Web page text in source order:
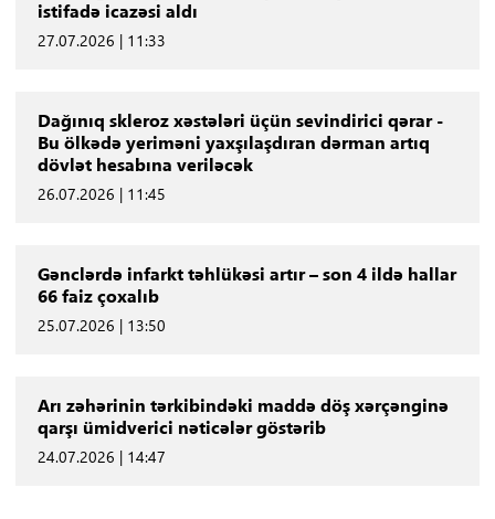
istifadə icazəsi aldı
27.07.2026 | 11:33
Dağınıq skleroz xəstələri üçün sevindirici qərar -
Bu ölkədə yeriməni yaxşılaşdıran dərman artıq
dövlət hesabına veriləcək
26.07.2026 | 11:45
Gənclərdə infarkt təhlükəsi artır – son 4 ildə hallar
66 faiz çoxalıb
25.07.2026 | 13:50
Arı zəhərinin tərkibindəki maddə döş xərçənginə
qarşı ümidverici nəticələr göstərib
24.07.2026 | 14:47